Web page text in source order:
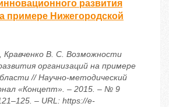
развития
примере Нижегородской
Кравченко В. С. Возможности
организаций на примере
// Научно-методический
«Концепт». – 2015. – № 9
– URL: https://e-